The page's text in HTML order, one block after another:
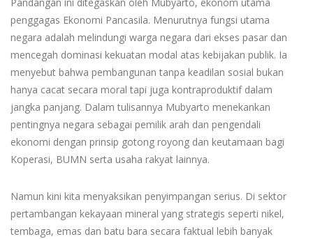
penggagas Ekonomi Pancasila. Menurutnya fungsi utama
negara adalah melindungi warga negara dari ekses pasar dan
mencegah dominasi kekuatan modal atas kebijakan publik. Ia
menyebut bahwa pembangunan tanpa keadilan sosial bukan
hanya cacat secara moral tapi juga kontraproduktif dalam
jangka panjang. Dalam tulisannya Mubyarto menekankan
pentingnya negara sebagai pemilik arah dan pengendali
ekonomi dengan prinsip gotong royong dan keutamaan bagi
Koperasi, BUMN serta usaha rakyat lainnya.
Namun kini kita menyaksikan penyimpangan serius. Di sektor
pertambangan kekayaan mineral yang strategis seperti nikel,
tembaga, emas dan batu bara secara faktual lebih banyak